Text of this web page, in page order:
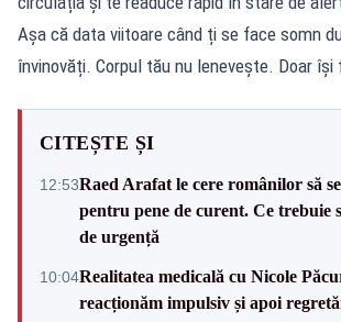
Așa că data viitoare când ți se face somn
învinovăți. Corpul tău nu lenevește. Doar își
CITEȘTE ȘI
12:53Raed Arafat le cere românilor să
pentru pene de curent. Ce trebuie
de urgență
10:04Realitatea medicală cu Nicole
reacționăm impulsiv și apoi